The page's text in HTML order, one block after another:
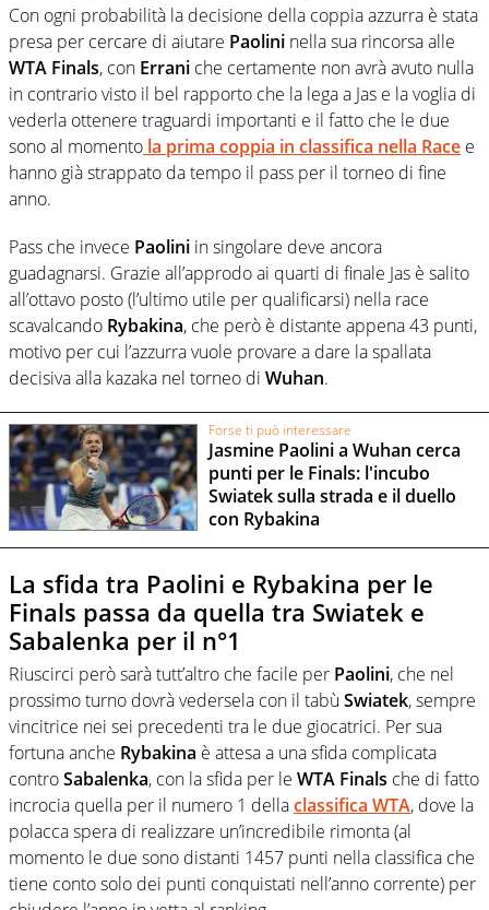
Con ogni probabilità la decisione della coppia azzurra è stata
presa per cercare di aiutare Paolini nella sua rincorsa alle
WTA Finals, con Errani che certamente non avrà avuto nulla
in contrario visto il bel rapporto che la lega a Jas e la voglia di
vederla ottenere traguardi importanti e il fatto che le due
sono al momento la prima coppia in classifica nella Race e
hanno già strappato da tempo il pass per il torneo di fine
anno.
Pass che invece Paolini in singolare deve ancora
guadagnarsi. Grazie all’approdo ai quarti di finale Jas è salito
all’ottavo posto (l’ultimo utile per qualificarsi) nella race
scavalcando Rybakina, che però è distante appena 43 punti,
motivo per cui l’azzurra vuole provare a dare la spallata
decisiva alla kazaka nel torneo di Wuhan.
Forse ti può interessare
Jasmine Paolini a Wuhan cerca
punti per le Finals: l'incubo
Swiatek sulla strada e il duello
con Rybakina
La sfida tra Paolini e Rybakina per le
Finals passa da quella tra Swiatek e
Sabalenka per il n°1
Riuscirci però sarà tutt’altro che facile per Paolini, che nel
prossimo turno dovrà vedersela con il tabù Swiatek, sempre
vincitrice nei sei precedenti tra le due giocatrici. Per sua
fortuna anche Rybakina è attesa a una sfida complicata
controSabalenka, con la sfida per le WTA Finals che di fatto
incrocia quella per il numero 1 dellaclassifica WTA, dove la
polacca spera di realizzare un’incredibile rimonta (al
momento le due sono distanti 1457 punti nella classifica che
tiene conto solo dei punti conquistati nell’anno corrente) per